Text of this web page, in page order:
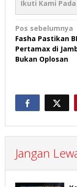
Ikuti Kami Pada
Navigasi
pos
Pos sebelumnya
Fasha Pastikan
Pertamax di
Bukan Oplosan
Jangan